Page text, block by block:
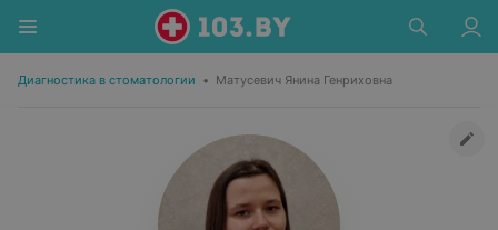
Диагностика в стоматологии • Матусевич Янина Генриховна